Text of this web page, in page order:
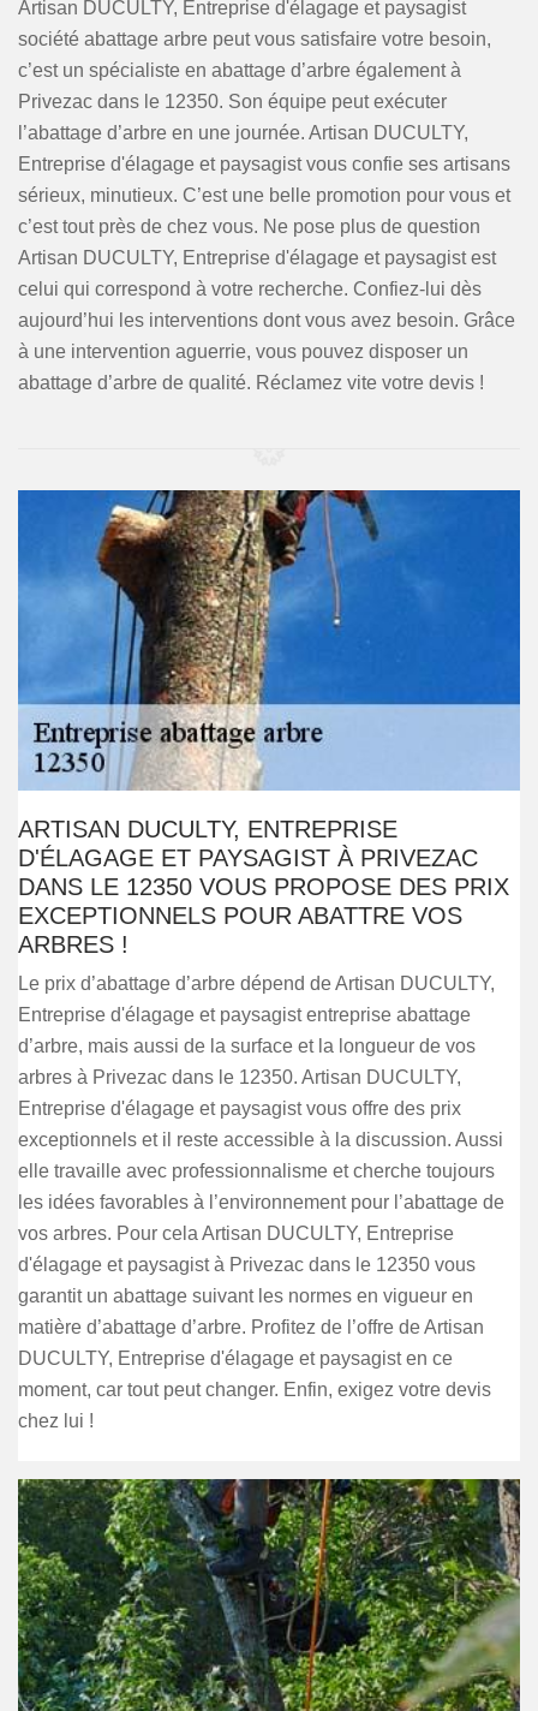
Artisan DUCULTY, Entreprise d'élagage et paysagist
société abattage arbre peut vous satisfaire votre besoin,
c’est un spécialiste en abattage d’arbre également à
Privezac dans le 12350. Son équipe peut exécuter
l’abattage d’arbre en une journée. Artisan DUCULTY,
Entreprise d'élagage et paysagist vous confie ses artisans
sérieux, minutieux. C’est une belle promotion pour vous et
c’est tout près de chez vous. Ne pose plus de question
Artisan DUCULTY, Entreprise d'élagage et paysagist est
celui qui correspond à votre recherche. Confiez-lui dès
aujourd’hui les interventions dont vous avez besoin. Grâce
à une intervention aguerrie, vous pouvez disposer un
abattage d’arbre de qualité. Réclamez vite votre devis !
ARTISAN DUCULTY, ENTREPRISE
D'ÉLAGAGE ET PAYSAGIST À PRIVEZAC
DANS LE 12350 VOUS PROPOSE DES PRIX
EXCEPTIONNELS POUR ABATTRE VOS
ARBRES !
Le prix d’abattage d’arbre dépend de Artisan DUCULTY,
Entreprise d'élagage et paysagist entreprise abattage
d’arbre, mais aussi de la surface et la longueur de vos
arbres à Privezac dans le 12350. Artisan DUCULTY,
Entreprise d'élagage et paysagist vous offre des prix
exceptionnels et il reste accessible à la discussion. Aussi
elle travaille avec professionnalisme et cherche toujours
les idées favorables à l’environnement pour l’abattage de
vos arbres. Pour cela Artisan DUCULTY, Entreprise
d'élagage et paysagist à Privezac dans le 12350 vous
garantit un abattage suivant les normes en vigueur en
matière d’abattage d’arbre. Profitez de l’offre de Artisan
DUCULTY, Entreprise d'élagage et paysagist en ce
moment, car tout peut changer. Enfin, exigez votre devis
chez lui !